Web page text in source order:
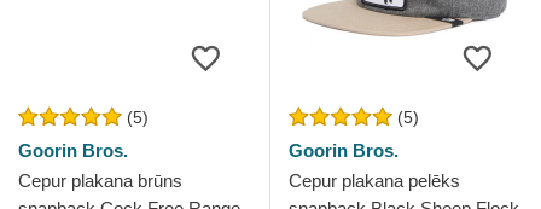
(5)
Goorin Bros.
Cepur plakana brūns
(5)
Goorin Bros.
Cepur plakana pelēks